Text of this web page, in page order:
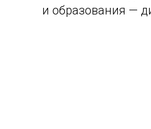
и образования —